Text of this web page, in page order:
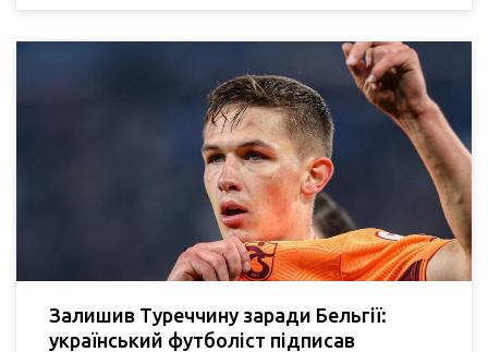
Залишив Туреччину заради Бельгії:
український футболіст підписав